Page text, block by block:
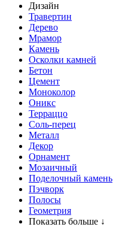
Дизайн
Травертин
Дерево
Мрамор
Камень
Осколки камней
Бетон
Цемент
Моноколор
Оникс
Терраццо
Соль-перец
Металл
Декор
Орнамент
Мозаичный
Поделочный камень
Пэчворк
Полосы
Геометрия
Показать больше ↓